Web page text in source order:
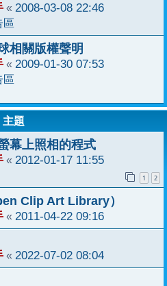
« 2008-03-08 22:46
區
相關版權聲明
« 2009-01-30 07:53
區
主題
幕上照相的程式
« 2012-01-17 11:55
1 2
Clip Art Library）
« 2011-04-22 09:16
« 2022-07-02 08:04